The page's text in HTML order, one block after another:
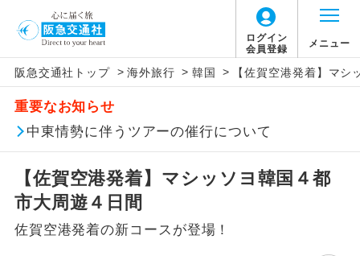
ログイン
会員登録
メニュー
阪急交通社トップ > 海外旅行 > 韓国 > 【佐賀空港発着】マ
重要なお知らせ
中東情勢に伴うツアーの催行について
【佐賀空港発着】マシッソヨ韓国４都
市大周遊４日間
佐賀空港発着の新コースが登場！
旅行代金に燃油サーチャージは含まれており
ません。別途お支払いが必要となります。
目安：18,600円（2026/07/21現在）
※上記の燃油サーチャージは変更になる場合
があります。
旅行代金に、以下の料金は含まれておりませ
ん。別途お支払が必要となります。
【海外空港諸税等】
旅行代金に各国空港の旅客サービス施設使用
料と空港税等は含まれておりません。別途お
このツアーは以下の出発地から追加代金でご参
加いただけます。
※リクエスト受付の場合、ご手配の可否は後日回答さ
せていただきます。
追加代金にて各地発着ありとは
アイコン 説明
添乗員同行
往路出発空港（駅）から復路到着空港
（駅）まで同行します。
現地係員同行
現地到着後、現地係員が同行しお世話い
たします。
バスガイド乗
バスガイドが乗務し、車内での観光案内